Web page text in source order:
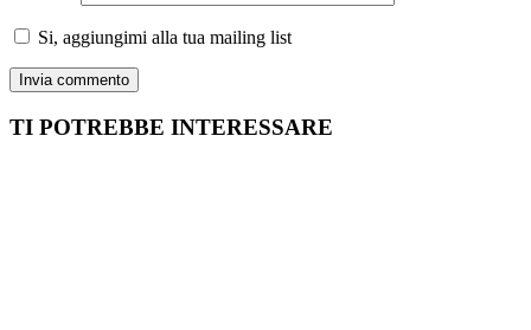
Si, aggiungimi alla tua mailing list
TI POTREBBE INTERESSARE